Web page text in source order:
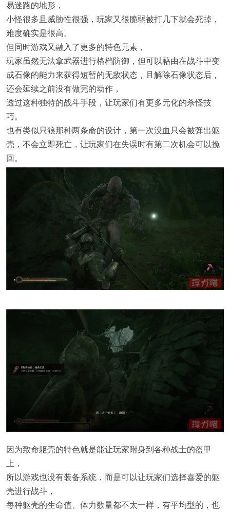
易迷路的地形，
小怪很多且威胁性很强，玩家又很脆弱被打几下就会死掉，
难度确实是很高。
但同时游戏又融入了更多的特色元素，
玩家虽然无法拿武器进行格档防御，但可以藉由在战斗中变
成石像的能力来获得短暂的无敌状态，且解除石像状态后，
还会延续之前没有做完的动作，
透过这种独特的战斗手段，让玩家们有更多元化的杀怪技
巧。
也有类似只狼那种两条命的设计，第一次没血只会被弹出躯
壳，不会立即死亡，让玩家们在失误时有第二次机会可以挽
回。
因为致命躯壳的特色就是能让玩家附身到各种战士的盔甲
上，
所以游戏也没有装备系统，而是可以让玩家们选择喜爱的躯
壳进行战斗，
每种躯壳的生命值、体力数量都不太一样，有平均型的，也